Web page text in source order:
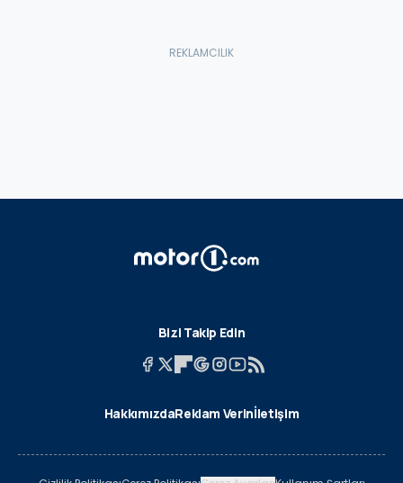
Bizi Takip Edin
HakkımızdaReklam Verinİletişim